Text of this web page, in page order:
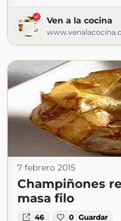
Ven a la cocina
7 febrero 2015
Champiñones
masa filo
46 0 Guardar